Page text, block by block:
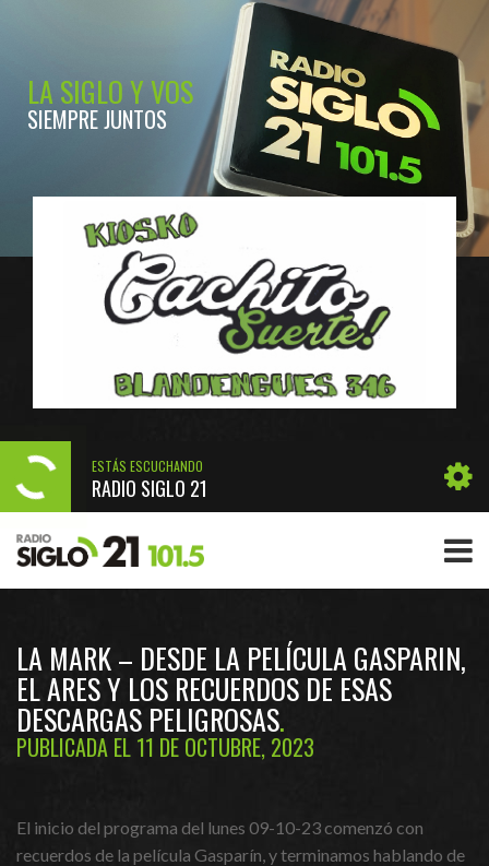
LA SIGLO Y VOS
SIEMPRE JUNTOS
ESTÁS ESCUCHANDO
RADIO SIGLO 21
LA MARK – DESDE LA PELÍCULA GASPARIN,
EL ARES Y LOS RECUERDOS DE ESAS
DESCARGAS PELIGROSAS
PUBLICADA EL 11 DE OCTUBRE, 2023
El inicio del programa del lunes 09-10-23 comenzó con
recuerdos de la película Gasparín, y terminamos hablando de